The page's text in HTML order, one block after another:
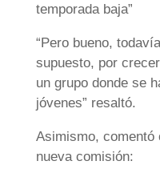
temporada baja”
“Pero bueno,
supuesto, por
un grupo donde se
jóvenes” resaltó.
Asimismo, comentó
nueva comisión: